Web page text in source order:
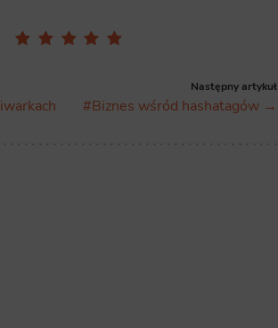
Następny artykuł
#Biznes wśród hashatagów →